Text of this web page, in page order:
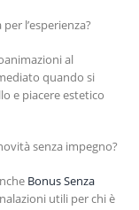
l’esperienza?
al
quando si
e piacere estetico
senza impegno?
Bonus Senza
utili per chi è